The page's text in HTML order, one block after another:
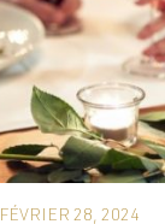
FÉVRIER 28, 2024